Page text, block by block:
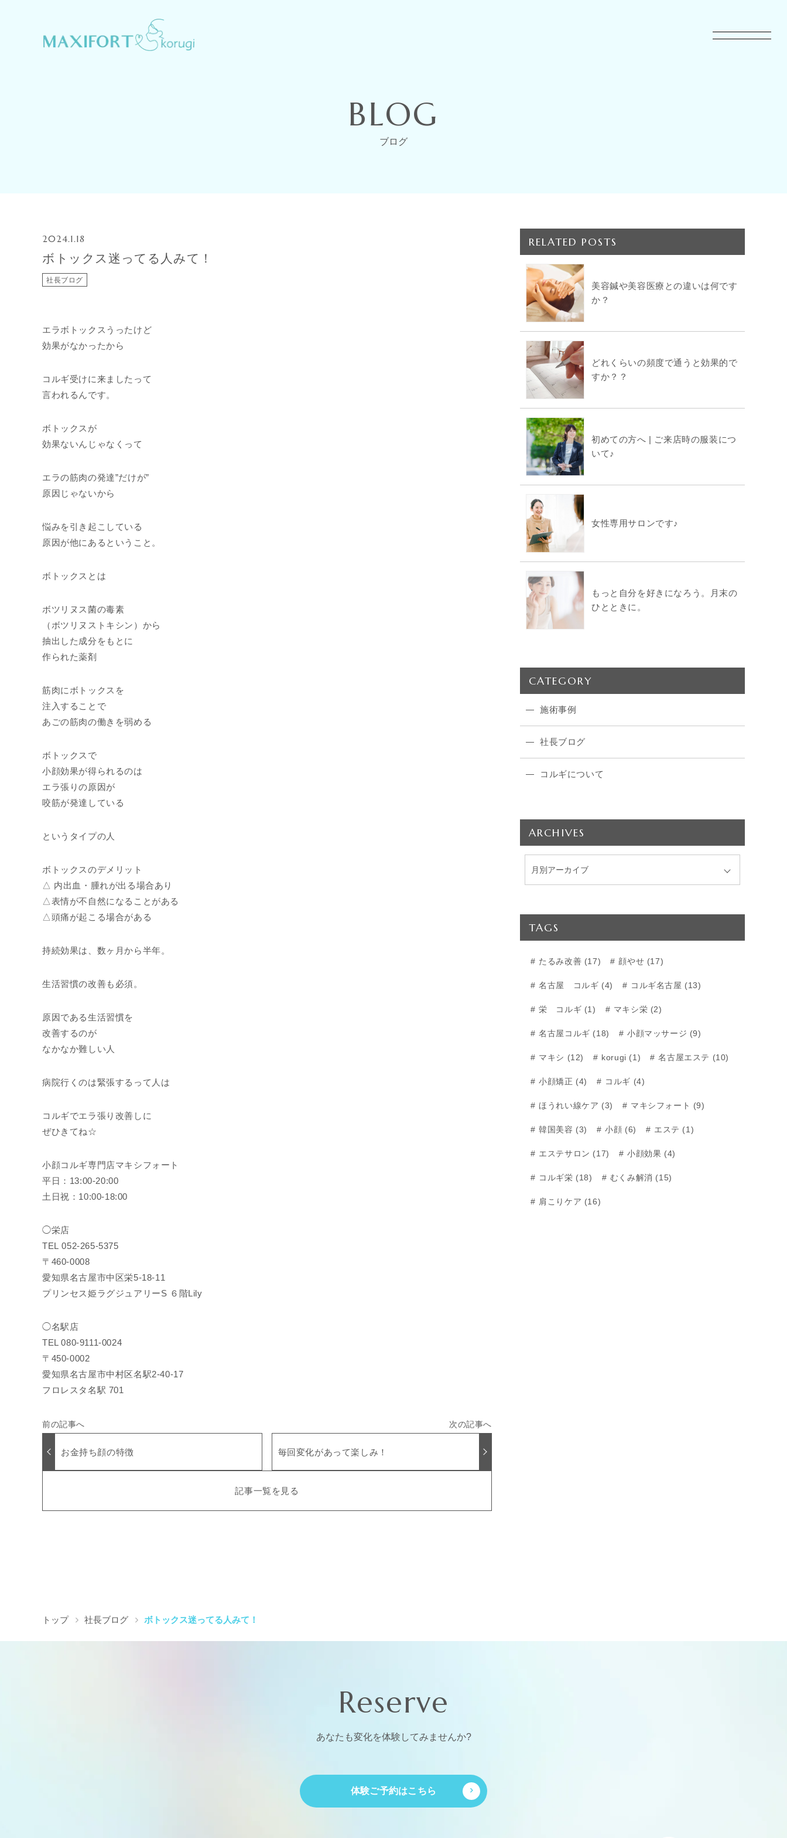
BLOG
ブログ
2024.1.18
ボトックス迷ってる人みて！
社長ブログ
エラボトックスうったけど
効果がなかったから
コルギ受けに来ましたって
言われるんです。
ボトックスが
効果ないんじゃなくって
エラの筋肉の発達”だけが”
原因じゃないから
悩みを引き起こしている
原因が他にあるということ。
ボトックスとは
ボツリヌス菌の毒素
（ボツリヌストキシン）から
抽出した成分をもとに
作られた薬剤
筋肉にボトックスを
注入することで
あごの筋肉の働きを弱める
ボトックスで
小顔効果が得られるのは
エラ張りの原因が
咬筋が発達している
というタイプの人
ボトックスのデメリット
△ 内出血・腫れが出る場合あり
△表情が不自然になることがある
△頭痛が起こる場合がある
持続効果は、数ヶ月から半年。
生活習慣の改善も必須。
原因である生活習慣を
改善するのが
なかなか難しい人
病院行くのは緊張するって人は
コルギでエラ張り改善しに
ぜひきてね☆
小顔コルギ専門店マキシフォート
平日：13:00-20:00
土日祝：10:00-18:00
◯栄店
TEL 052-265-5375
〒460-0008
愛知県名古屋市中区栄5-18-11
プリンセス姫ラグジュアリーS ６階Lily
◯名駅店
TEL 080-9111-0024
〒450-0002
愛知県名古屋市中村区名駅2-40-17
フロレスタ名駅 701
お金持ち顔の特徴 毎回変化があって楽しみ！
記事一覧を見る
RELATED POSTS
美容鍼や美容医療との違いは何です
か？
どれくらいの頻度で通うと効果的で
すか？？
初めての方へ | ご来店時の服装につ
いて♪
女性専用サロンです♪
もっと自分を好きになろう。月末の
ひとときに。
CATEGORY
施術事例
社長ブログ
コルギについて
ARCHIVES
TAGS
たるみ改善 (17) 顔やせ (17)
名古屋 コルギ (4) コルギ名古屋 (13)
栄 コルギ (1) マキシ栄 (2)
名古屋コルギ (18) 小顔マッサージ (9)
マキシ (12) korugi (1) 名古屋エステ (10)
小顔矯正 (4) コルギ (4)
ほうれい線ケア (3) マキシフォート (9)
韓国美容 (3) 小顔 (6) エステ (1)
エステサロン (17) 小顔効果 (4)
コルギ栄 (18) むくみ解消 (15)
肩こりケア (16)
トップ 社長ブログ ボトックス迷ってる人みて！
Reserve
あなたも変化を体験してみませんか?
体験ご予約はこちら